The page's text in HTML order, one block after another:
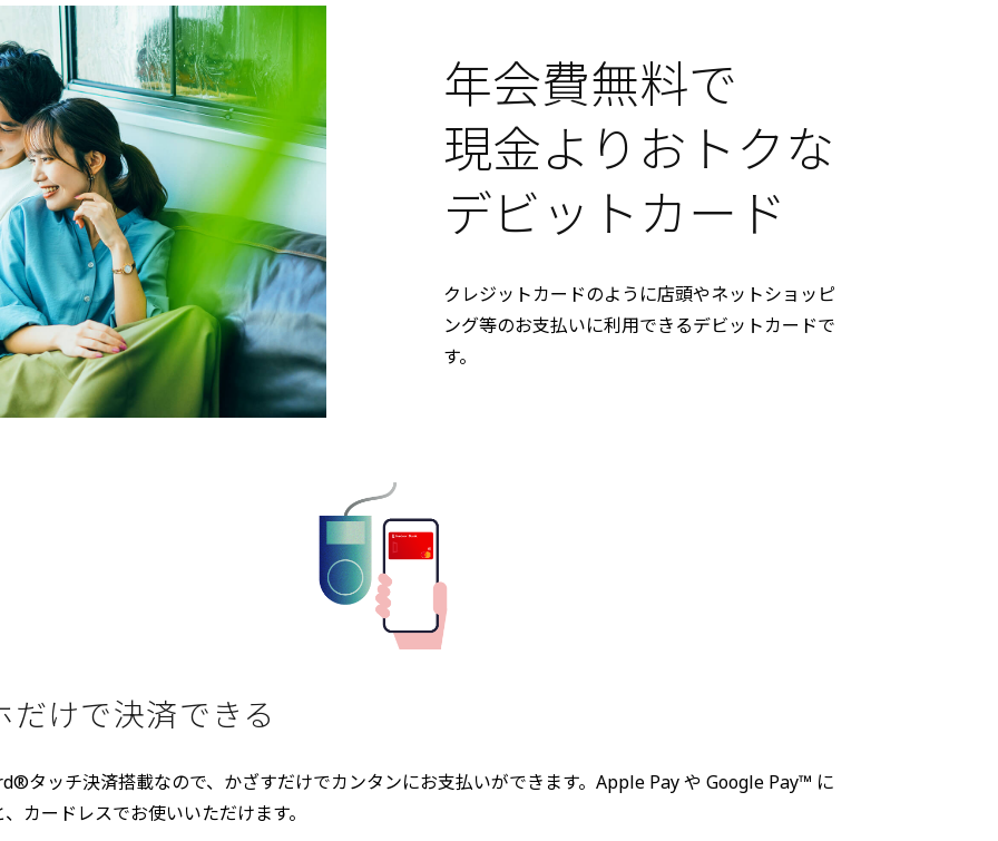
年会費無料で
現金よりおトクな
デビットカード
クレジットカードのように店頭やネットショッピ
ング等のお支払いに利用できるデビットカードで
す。
だけで決済できる
タッチ決済搭載なので、かざすだけでカンタンにお支払いができます。Apple Pay や Google Pay™ に
カードレスでお使いいただけます。